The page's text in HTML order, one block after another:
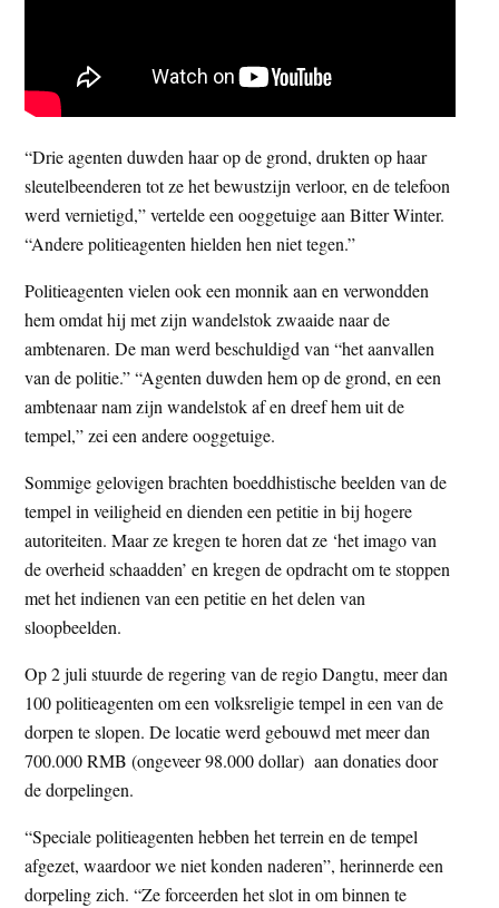
“Drie agenten duwden haar op de grond, drukten op haar
sleutelbeenderen tot ze het bewustzijn verloor, en de telefoon
werd vernietigd,” vertelde een ooggetuige aan Bitter Winter.
“Andere politieagenten hielden hen niet tegen.”
Politieagenten vielen ook een monnik aan en verwondden
hem omdat hij met zijn wandelstok zwaaide naar de
ambtenaren. De man werd beschuldigd van “het aanvallen
van de politie.” “Agenten duwden hem op de grond, en een
ambtenaar nam zijn wandelstok af en dreef hem uit de
tempel,” zei een andere ooggetuige.
Sommige gelovigen brachten boeddhistische beelden van de
tempel in veiligheid en dienden een petitie in bij hogere
autoriteiten. Maar ze kregen te horen dat ze ‘het imago van
de overheid schaadden’ en kregen de opdracht om te stoppen
met het indienen van een petitie en het delen van
sloopbeelden.
Op 2 juli stuurde de regering van de regio Dangtu, meer dan
100 politieagenten om een volksreligie tempel in een van de
dorpen te slopen. De locatie werd gebouwd met meer dan
700.000 RMB (ongeveer 98.000 dollar) aan donaties door
de dorpelingen.
“Speciale politieagenten hebben het terrein en de tempel
afgezet, waardoor we niet konden naderen”, herinnerde een
dorpeling zich. “Ze forceerden het slot in om binnen te